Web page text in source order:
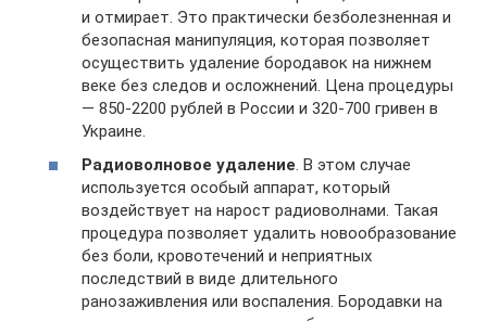
и отмирает. Это практически безболезненная и
безопасная манипуляция, которая позволяет
осуществить удаление бородавок на нижнем
веке без следов и осложнений. Цена процедуры
— 850-2200 рублей в России и 320-700 гривен в
Украине.
Радиоволновое удаление. В этом случае
используется особый аппарат, который
воздействует на нарост радиоволнами. Такая
процедура позволяет удалить новообразование
без боли, кровотечений и неприятных
последствий в виде длительного
ранозаживления или воспаления. Бородавки на